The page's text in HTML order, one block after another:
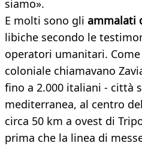
siamo».
E molti sono gli ammalati
libiche secondo le
operatori umanitari. Come
coloniale chiamavano
fino a 2.000 italiani - città
mediterranea, al centro
circa 50 km a ovest di
prima che la linea di